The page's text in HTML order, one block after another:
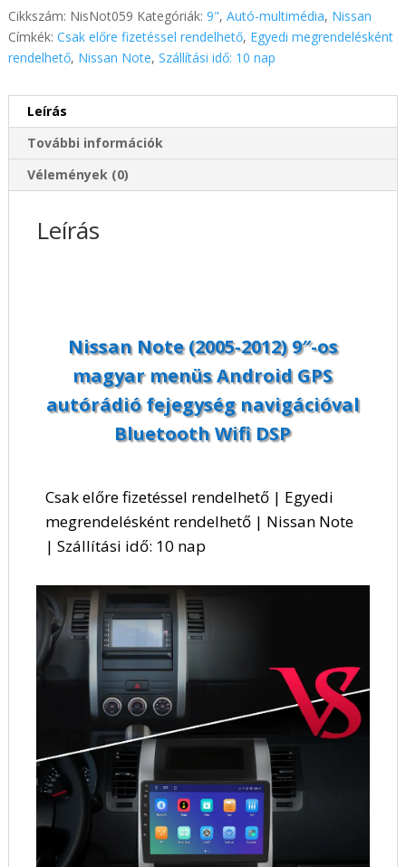
9"-
os
magyar
menüs
GPS
autórádió
fejegység
navigációval
Bluetooth
DSP
Cikkszám: NisNot059 Kategóriák: 9", Autó-multimédia, Nissan
Címkék: Csak előre fizetéssel rendelhető, Egyedi megrendelésként
rendelhető, Nissan Note, Szállítási idő: 10 nap
Leírás
További információk
Vélemények (0)
Leírás
Nissan Note (2005-2012) 9″-os
magyar menüs Android GPS
autórádió fejegység navigációval
Bluetooth Wifi DSP
Csak előre fizetéssel rendelhető | Egyedi
megrendelésként rendelhető | Nissan Note
| Szállítási idő: 10 nap